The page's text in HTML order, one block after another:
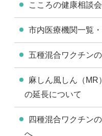
こころの健康相談会
市内医療機関一覧
五種混合ワクチン
麻しん風しん（MR
の延長について
四種混合ワクチン
へ